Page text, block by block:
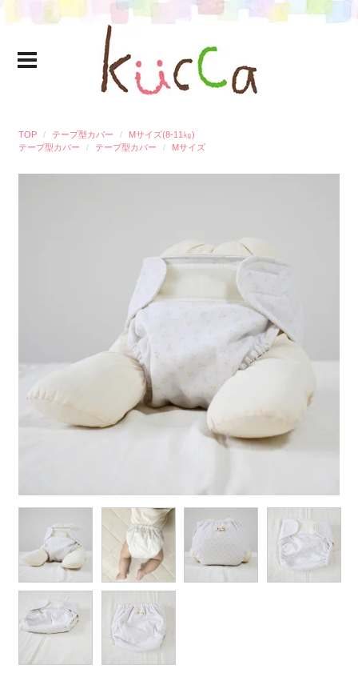
TOP テープ型カバー
Mサイズ(8-11㎏)
テープ型カバー
テープ型カバー Mサイズ